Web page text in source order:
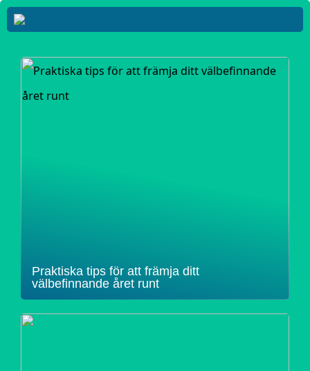
Praktiska tips för att främja ditt
välbefinnande året runt